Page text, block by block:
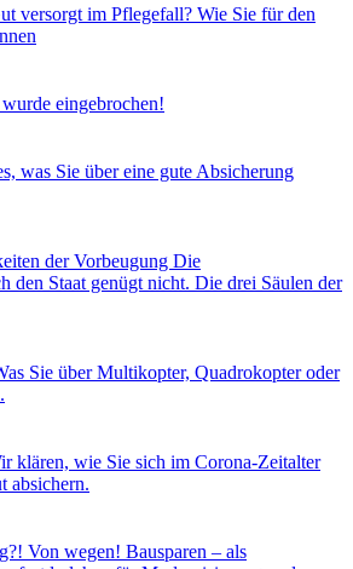
versorgt im Pflegefall? Wie Sie für den
eingebrochen!
was Sie über eine gute Absicherung
der Vorbeugung Die
den Staat genügt nicht. Die drei Säulen der
Sie über Multikopter, Quadrokopter oder
klären, wie Sie sich im Corona-Zeitalter
absichern.
Von wegen! Bausparen – als